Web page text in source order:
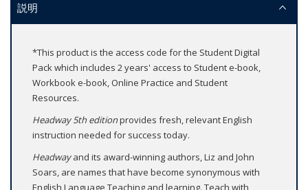
説明
*This product is the access code for the Student Digital
Pack which includes 2 years' access to Student e-book,
Workbook e-book, Online Practice and Student
Resources.
Headway 5th editionprovides fresh, relevant English
instruction needed for success today.
Headwayand its award-winning authors, Liz and John
Soars, are names that have become synonymous with